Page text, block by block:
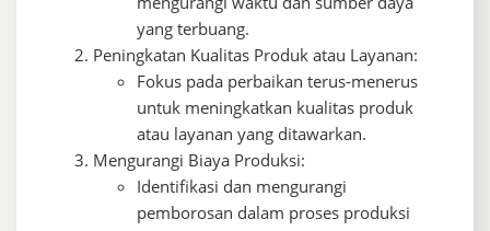
yang terbuang.
Peningkatan Kualitas Produk atau Layanan:
Fokus pada perbaikan terus-menerus
untuk meningkatkan kualitas produk
atau layanan yang ditawarkan.
Mengurangi Biaya Produksi:
Identifikasi dan mengurangi
pemborosan dalam proses produksi